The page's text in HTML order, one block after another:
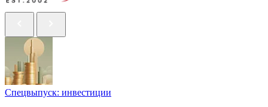
Спецвыпуск: инвестиции